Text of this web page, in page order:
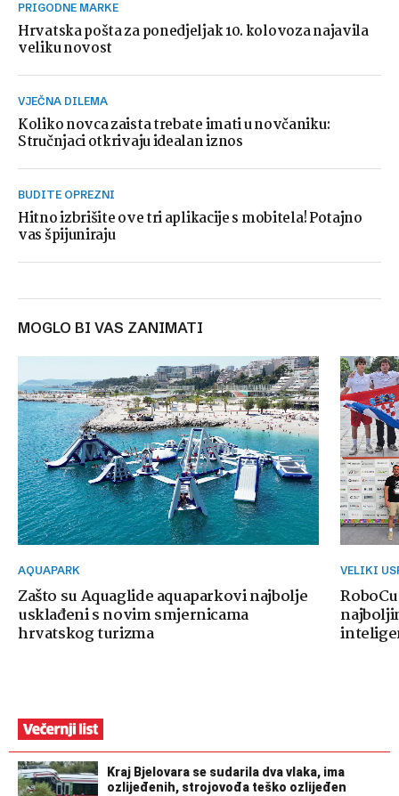
PRIGODNE MARKE
Hrvatska pošta za ponedjeljak 10. kolovoza najavila
veliku novost
VJEČNA DILEMA
Koliko novca zaista trebate imati u novčaniku:
Stručnjaci otkrivaju idealan iznos
BUDITE OPREZNI
Hitno izbrišite ove tri aplikacije s mobitela! Potajno
vas špijuniraju
MOGLO BI VAS ZANIMATI
AQUAPARK
Zašto su Aquaglide aquaparkovi najbolje
usklađeni s novim smjernicama
hrvatskog turizma
VELIKI